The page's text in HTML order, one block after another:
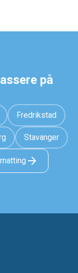
på
Fredrikstad
Stavanger